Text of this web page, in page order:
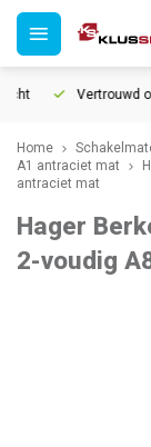
Vertrouwd
Home
A1 antraciet mat
antraciet mat
Hager
2-voudig